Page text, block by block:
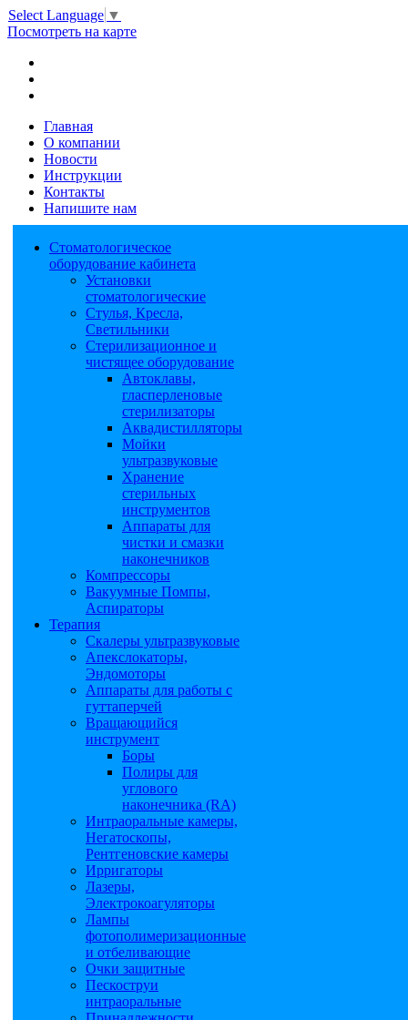
Select Language ▼
Посмотреть на карте
Главная
О компании
Новости
Инструкции
Контакты
Напишите нам
Стоматологическое
оборудование кабинета
Установки
стоматологические
Стулья, Кресла,
Светильники
Стерилизационное и
чистящее оборудование
Автоклавы,
гласперленовые
стерилизаторы
Аквадистилляторы
Мойки
ультразвуковые
Хранение
стерильных
инструментов
Аппараты для
чистки и смазки
наконечников
Компрессоры
Вакуумные Помпы,
Аспираторы
Терапия
Скалеры ультразвуковые
Апекслокаторы,
Эндомоторы
Аппараты для работы с
гуттаперчей
Вращающийся
инструмент
Боры
Полиры для
углового
наконечника (RA)
Интраоральные камеры,
Негатоскопы,
Рентгеновские камеры
Ирригаторы
Лазеры,
Электрокоагуляторы
Лампы
фотополимеризационные
и отбеливающие
Очки защитные
Пескоструи
интраоральные